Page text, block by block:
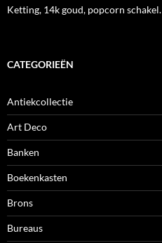
Ketting, 14k goud, popcorn schakel.
CATEGORIEËN
Antiekcollectie
Art Deco
Banken
Boekenkasten
Brons
Bureaus